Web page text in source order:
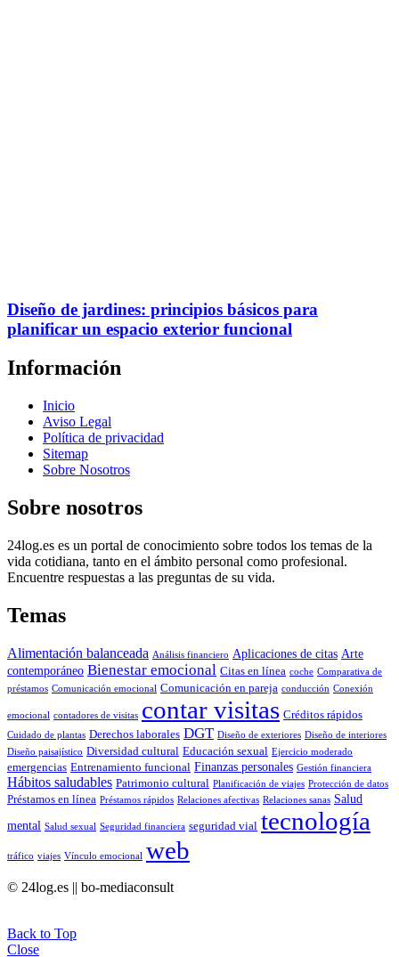
Diseño de jardines: principios básicos para
planificar un espacio exterior funcional
Información
Inicio
Aviso Legal
Política de privacidad
Sitemap
Sobre Nosotros
Sobre nosotros
24log.es es un portal de conocimiento sobre todos los temas de la
vida cotidiana, tanto en el ámbito personal como profesional.
Encuentre respuestas a las preguntas de su vida.
Temas
Alimentación balanceada Análisis financiero Aplicaciones de citas Arte
contemporáneo Bienestar emocional Citas en línea coche Comparativa de
préstamos Comunicación emocional Comunicación en pareja conducción Conexión
emocional contadores de visitas contar visitas Créditos rápidos
Cuidado de plantas Derechos laborales DGT Diseño de exteriores Diseño de interiores
Diseño paisajístico Diversidad cultural Educación sexual Ejercicio moderado
emergencias Entrenamiento funcional Finanzas personales Gestión financiera
Hábitos saludables Patrimonio cultural Planificación de viajes Protección de datos
Préstamos en línea Préstamos rápidos Relaciones afectivas Relaciones sanas Salud
mental Salud sexual Seguridad financiera seguridad vial tecnología
tráfico viajes Vínculo emocional web
© 24log.es || bo-mediaconsult
Back to Top
Close